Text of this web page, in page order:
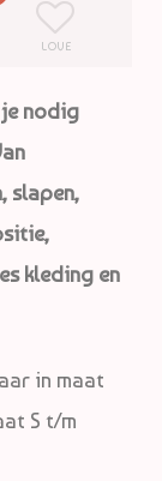
LOVE
nodig
slapen,
kleding en
in maat
S t/m